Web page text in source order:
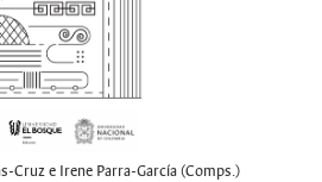
Cruz e Irene Parra-García (Comps.)